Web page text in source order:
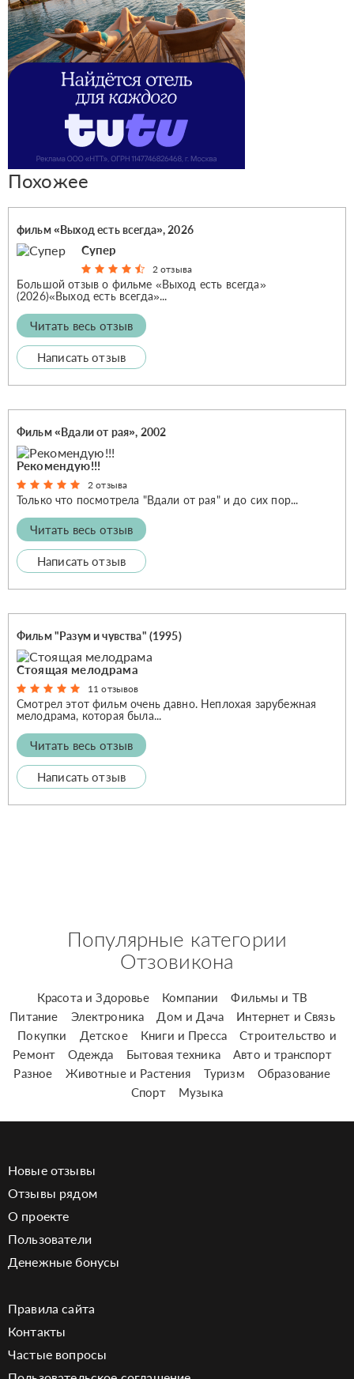
Похожее
фильм «Выход есть всегда», 2026
Супер
2 отзыва
Большой отзыв о фильме «Выход есть всегда»
(2026)«Выход есть всегда»...
Читать весь отзыв
Написать отзыв
Фильм «Вдали от рая», 2002
Рекомендую!!!
2 отзыва
Только что посмотрела "Вдали от рая" и до сих пор...
Читать весь отзыв
Написать отзыв
Фильм "Разум и чувства" (1995)
Стоящая мелодрама
11 отзывов
Смотрел этот фильм очень давно. Неплохая зарубежная
мелодрама, которая была...
Читать весь отзыв
Написать отзыв
Популярные категории
Отзовикона
Красота и Здоровье Компании
Фильмы и ТВ
Питание
Электроника Дом и Дача
Интернет и Связь
Покупки
Детское Книги и Пресса
Строительство и
Ремонт
Одежда Бытовая техника
Авто и транспорт
Разное
Животные и Растения Туризм
Образование
Спорт
Музыка
Новые отзывы
Отзывы рядом
О проекте
Пользователи
Денежные бонусы
Правила сайта
Контакты
Частые вопросы